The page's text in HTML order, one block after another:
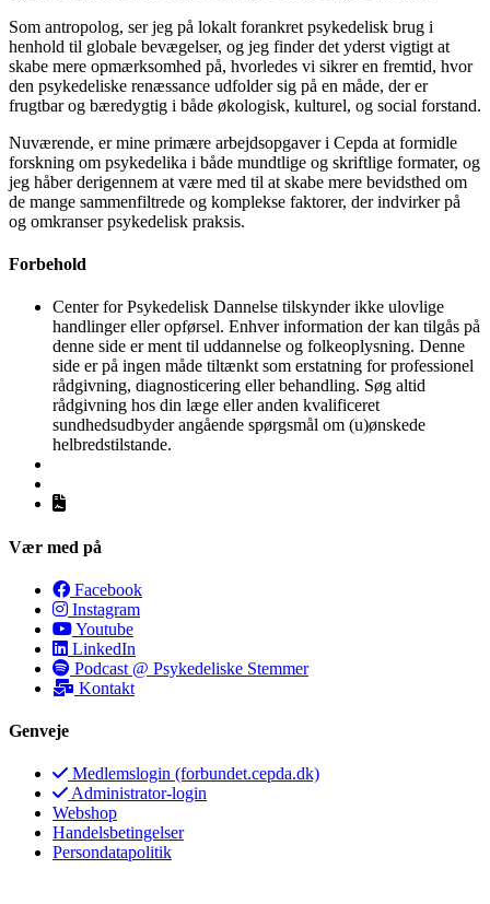
Som antropolog, ser jeg på lokalt forankret psykedelisk brug i
henhold til globale bevægelser, og jeg finder det yderst vigtigt at
skabe mere opmærksomhed på, hvorledes vi sikrer en fremtid, hvor
den psykedeliske renæssance udfolder sig på en måde, der er
frugtbar og bæredygtig i både økologisk, kulturel, og social forstand.
Nuværende, er mine primære arbejdsopgaver i Cepda at formidle
forskning om psykedelika i både mundtlige og skriftlige formater, og
jeg håber derigennem at være med til at skabe mere bevidsthed om
de mange sammenfiltrede og komplekse faktorer, der indvirker på
og omkranser psykedelisk praksis.
Forbehold
Center for Psykedelisk Dannelse tilskynder ikke ulovlige
handlinger eller opførsel. Enhver information der kan tilgås på
denne side er ment til uddannelse og folkeoplysning. Denne
side er på ingen måde tiltænkt som erstatning for professionel
rådgivning, diagnosticering eller behandling. Søg altid
rådgivning hos din læge eller anden kvalificeret
sundhedsudbyder angående spørgsmål om (u)ønskede
helbredstilstande.
Vær med på
Facebook
Instagram
Youtube
LinkedIn
Podcast @ Psykedeliske Stemmer
Kontakt
Genveje
Medlemslogin (forbundet.cepda.dk)
Administrator-login
Webshop
Handelsbetingelser
Persondatapolitik